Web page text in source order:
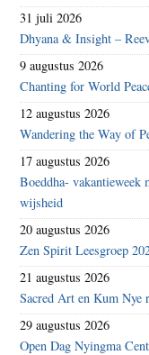
31 juli 2026
Dhyana & Insight –
9 augustus 2026
Chanting for World
12 augustus 2026
Wandering the Way of
17 augustus 2026
Boeddha- vakantieweek
wijsheid
20 augustus 2026
Zen Spirit Leesgroep
21 augustus 2026
Sacred Art en Kum Nye
29 augustus 2026
Open Dag Nyingma